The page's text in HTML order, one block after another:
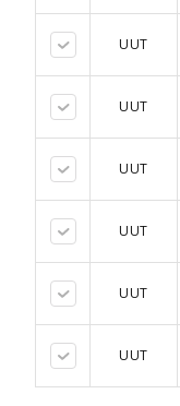
UUT
UUT
UUT
UUT
UUT
UUT